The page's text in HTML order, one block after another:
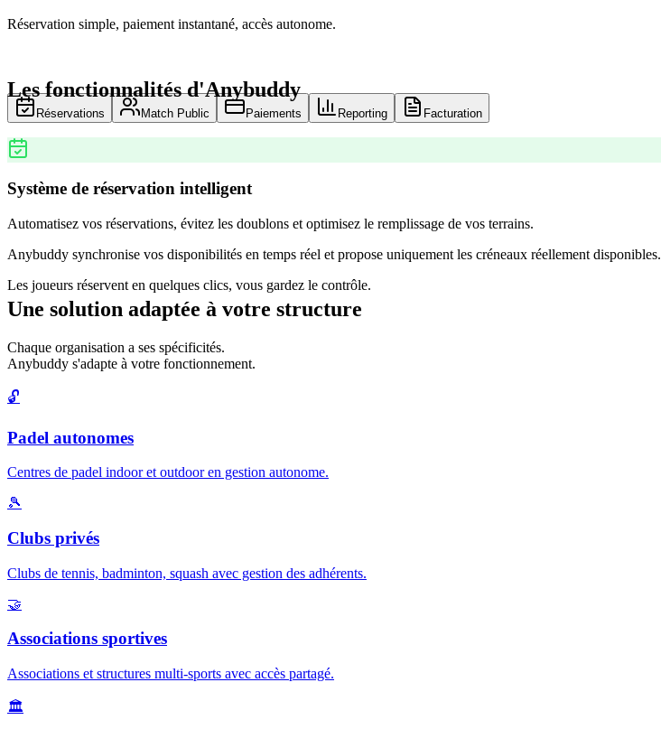
Réservation simple, paiement instantané, accès autonome.
Les fonctionnalités d'Anybuddy
Réservations Match Public Paiements Reporting Facturation
Système de réservation intelligent
Automatisez vos réservations, évitez les doublons et optimisez le remplissage de vos terrains.
Anybuddy synchronise vos disponibilités en temps réel et propose uniquement les créneaux réellement disponibles.
Les joueurs réservent en quelques clics, vous gardez le contrôle.
Une solution adaptée à votre structure
Chaque organisation a ses spécificités.
Anybuddy s'adapte à votre fonctionnement.
🔓
Padel autonomes
Centres de padel indoor et outdoor en gestion autonome.
🎾
Clubs privés
Clubs de tennis, badminton, squash avec gestion des adhérents.
🤝
Associations sportives
Associations et structures multi-sports avec accès partagé.
🏛️